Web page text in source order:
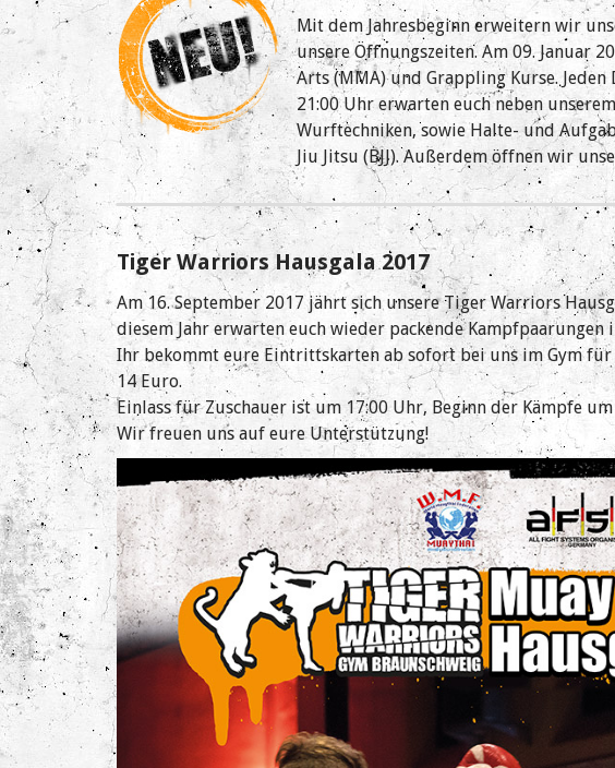
Mit dem Jahresbeginn erweitern wir
unsere Öffnungszeiten. Am 09. Januar
Arts (MMA) und Grappling Kurse.
21:00 Uhr erwarten euch neben
Wurftechniken, sowie Halte- und
Jiu Jitsu (BJJ). Außerdem öffnen wir
Tiger Warriors Hausgala 2017
Am 16. September 2017 jährt sich unsere Tiger Warriors
diesem Jahr erwarten euch wieder packende
Ihr bekommt eure Eintrittskarten ab sofort bei uns im Gym
14 Euro.
Einlass für Zuschauer ist um 17:00 Uhr, Beginn der Kämpfe
Wir freuen uns auf eure Unterstützung!